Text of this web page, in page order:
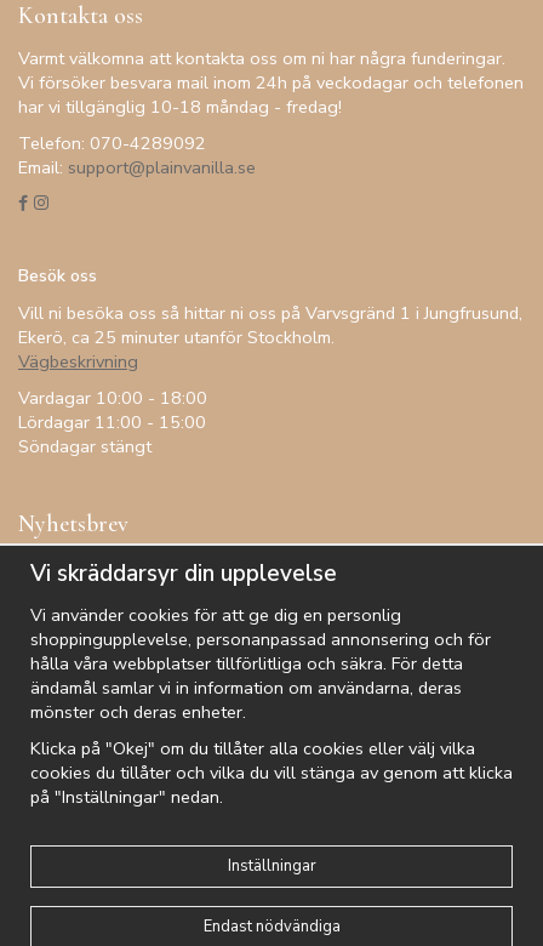
Kontakta oss
Varmt välkomna att kontakta oss om ni har några funderingar.
Vi försöker besvara mail inom 24h på veckodagar och telefonen
har vi tillgänglig 10-18 måndag - fredag!
Telefon: 070-4289092
Email: support@plainvanilla.se
Besök oss
Vill ni besöka oss så hittar ni oss på Varvsgränd 1 i Jungfrusund,
Ekerö, ca 25 minuter utanför Stockholm.
Vägbeskrivning
Vardagar 10:00 - 18:00
Lördagar 11:00 - 15:00
Söndagar stängt
Nyhetsbrev
Få inspiration, förtur till kampanjer, specialerbjudanden och
De uppgifter du matar in kommer endast användas till våra nyhetsbrev.
Logga in
Om cookies Integritetspolicy
Vi skräddarsyr din upplevelse
Vi använder cookies för att ge dig en personlig
shoppingupplevelse, personanpassad annonsering och för
hålla våra webbplatser tillförlitliga och säkra. För detta
ändamål samlar vi in information om användarna, deras
mönster och deras enheter.
Klicka på "Okej" om du tillåter alla cookies eller välj vilka
cookies du tillåter och vilka du vill stänga av genom att klicka
på "Inställningar" nedan.
Inställningar
Endast nödvändiga